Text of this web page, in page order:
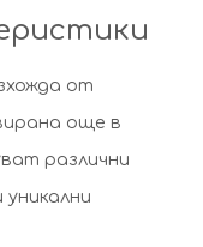
от
още в
различни